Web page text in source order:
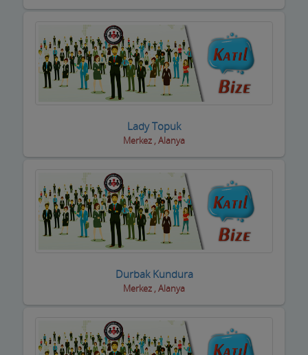
Çay Ocakları
Çelik Kapı Firmaları
Çevre ve Su Arıtma
Dekorasyon Firmaları
Demir ve Ferforje Ürünleri
Deniz Ürün ve Malzemeleri
Dijital Uydu sistemleri
Lady Topuk
Merkez , Alanya
Durbak Kundura
Merkez , Alanya